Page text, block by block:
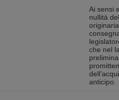
Ai sensi
nullità
che nel
anticipo.